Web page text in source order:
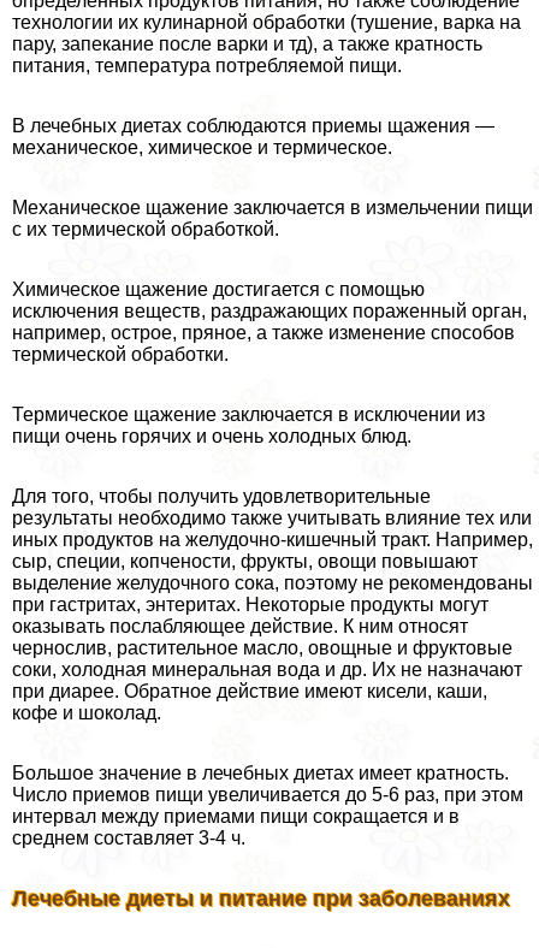
технологии их кулинарной обработки (тушение, варка на
пару, запекание после варки и тд), а также кратность
питания, температура потрeбляемой пищи.
В лечебных диетах соблюдаются приемы щажения —
механическое, химическое и термическое.
Механическое щажение заключается в измельчении пищи
с их термической обработкой.
Химическое щажение достигается с помощью
исключения веществ, раздражающих пораженный орган,
например, острое, пряное, а также изменение способов
термической обработки.
Термическое щажение заключается в исключении из
пищи очень горячих и очень холодных блюд.
Для того, чтобы получить удовлетворительные
результаты необходимо также учитывать влияние тех или
иных продуктов на желудочно-кишечный тpaкт. Например,
сыр, специи, копчености, фрукты, овощи повышают
выделение желудочного сока, поэтому не рекомендованы
при гастритах, энтеритах. Некоторые продукты могут
оказывать послабляющее действие. К ним относят
чернослив, растительное масло, овощные и фруктовые
соки, холодная минеральная вода и др. Их не назначают
при диарее. Обратное действие имеют кисели, каши,
кофе и шоколад.
Большое значение в лечебных диетах имеет кратность.
Число приемов пищи увеличивается до 5-6 раз, при этом
интервал между приемами пищи сокращается и в
среднем составляет 3-4 ч.
Лечебные диеты и питание при заболеваниях